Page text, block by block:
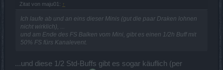
Zitat von maju01: ↑
Ich laufe ab und an eins dieser Minis (gut die paar Draken lohnen
nicht wirklich), ...
und am Ende des FS Balken vom Mini, gibt es einen 1/2h Buff mit
50% FS fürs Kanalevent.
...und diese 1/2 Std-Buffs gibt es sogar käuflich (per